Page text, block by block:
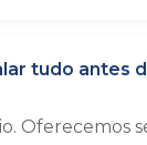
tudo antes
Oferecemos